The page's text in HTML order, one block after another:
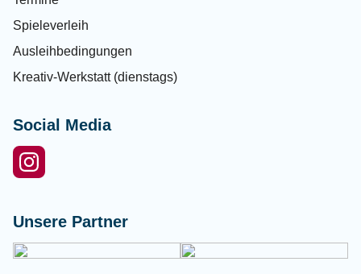
Spieleverleih
Ausleihbedingungen
Kreativ-Werkstatt (dienstags)
Social Media
Unsere Partner